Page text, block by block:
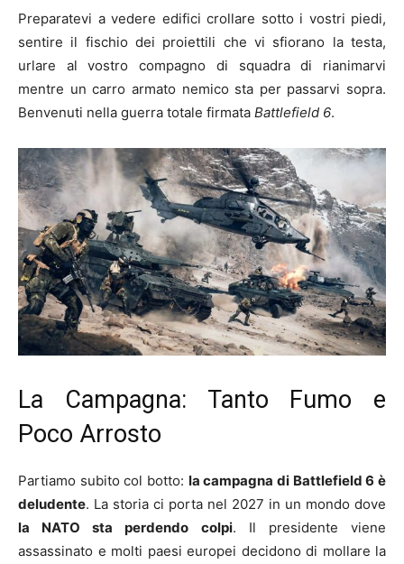
Preparatevi a vedere edifici crollare sotto i vostri piedi,
sentire il fischio dei proiettili che vi sfiorano la testa,
urlare al vostro compagno di squadra di rianimarvi
mentre un carro armato nemico sta per passarvi sopra.
Benvenuti nella guerra totale firmata Battlefield 6.
La Campagna: Tanto Fumo e
Poco Arrosto
Partiamo subito col botto: la campagna di Battlefield 6 è
deludente. La storia ci porta nel 2027 in un mondo dove
la NATO sta perdendo colpi. Il presidente viene
assassinato e molti paesi europei decidono di mollare la